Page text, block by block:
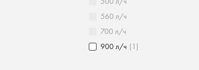
560 л/ч
700 л/ч
900 л/ч (1)